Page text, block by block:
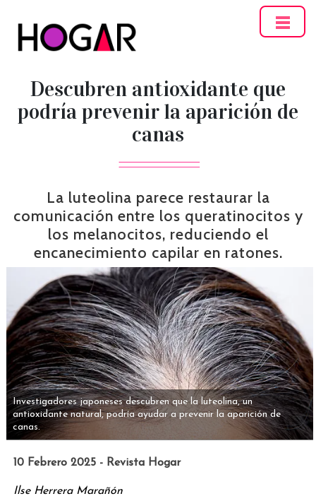
Descubren antioxidante que
podría prevenir la aparición de
canas
La luteolina parece restaurar la
comunicación entre los queratinocitos y
los melanocitos, reduciendo el
encanecimiento capilar en ratones.
Investigadores japoneses descubren que la luteolina, un
antioxidante natural, podría ayudar a prevenir la aparición de
canas.
10 Febrero 2025 - Revista Hogar
Ilse Herrera Marañón